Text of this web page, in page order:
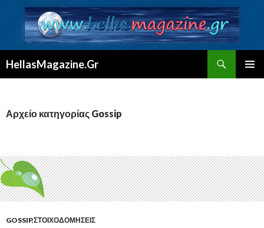
HellasMagazine.Gr
Αρχείο κατηγορίας Gossip
GOSSIP,ΣΤΟΙΧΟΔΟΜΉΣΕΙΣ